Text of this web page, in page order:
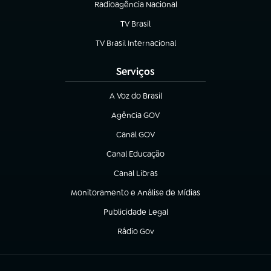
Radioagência Nacional
(abre em nova aba)
TV Brasil
(abre em nova aba)
TV Brasil Internacional
(abre em nova aba)
Serviços
A Voz do Brasil
(abre em nova aba)
Agência GOV
(abre em nova aba)
Canal GOV
(abre em nova aba)
Canal Educação
(abre em nova aba)
Canal Libras
(abre em nova aba)
Monitoramento e Análise de Mídias
(abre em nova aba)
Publicidade Legal
(abre em nova aba)
Rádio Gov
(abre em nova aba)